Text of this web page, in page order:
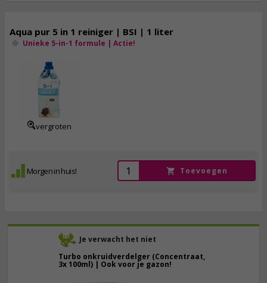
Je verwacht het niet
Turbo onkruidverdelger (Concentraat,
3x 100ml) | Ook voor je gazon!
Aqua pur 5 in 1 reiniger | BSI | 1 liter
Unieke 5-in-1 formule | Actie!
vergroten
Morgen in huis! Toevoegen